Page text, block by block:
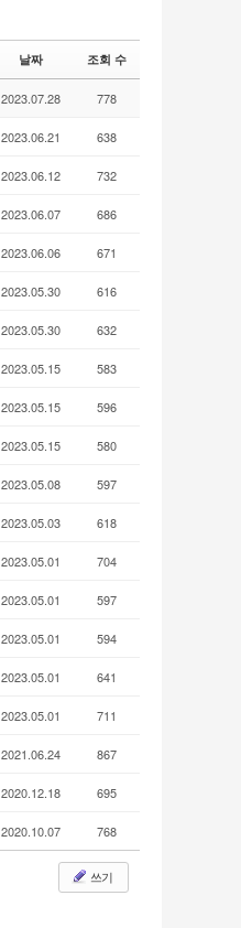
날짜 조회 수
2023.07.28 778
2023.06.21 638
2023.06.12 732
2023.06.07 686
2023.06.06 671
2023.05.30 616
2023.05.30 632
2023.05.15 583
2023.05.15 596
2023.05.15 580
2023.05.08 597
2023.05.03 618
2023.05.01 704
2023.05.01 597
2023.05.01 594
2023.05.01 641
2023.05.01 711
2021.06.24 867
2020.12.18 695
2020.10.07 768
쓰기